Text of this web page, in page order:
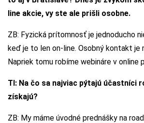
line akcie, vy ste ale prišli osobne.
ZB: Fyzická prítomnosť je jednoducho
keď je to len on-line. Osobný kontakt je
Napriek tomu robíme webináre v online
TI: Na čo sa najviac pýtajú účastníci
získajú?
ZB: My máme úvodné prednášky na